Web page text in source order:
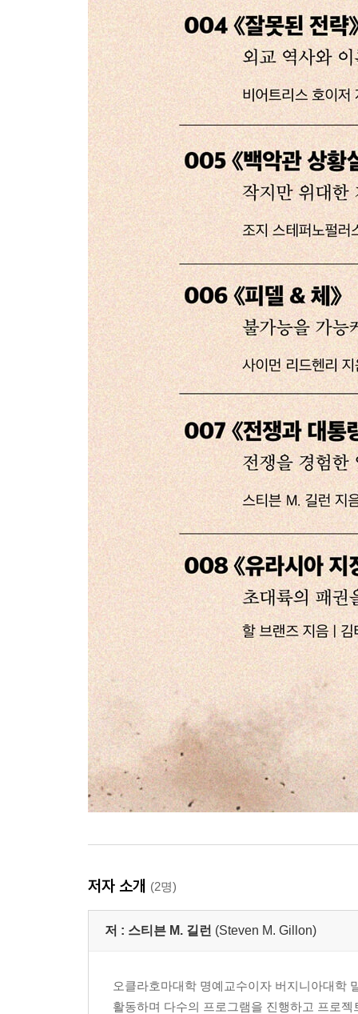
저자 소개 (2명)
저 : 스티븐 M. 길런 (Steven M. Gillon)
오클라호마대학 명예교수이자 버지니아대학
활동하며 다수의 프로그램을 진행하고 프로